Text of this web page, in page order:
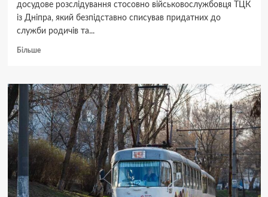
досудове розслідування стосовно військовослужбовця ТЦК
із Дніпра, який безпідставно списував придатних до
служби родичів та...
БільшеДокладніше
військового
ТЦК
у
Дніпрі,
який
безпідставно
зняв
обліку
17